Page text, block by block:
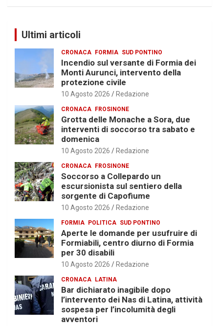
Ultimi articoli
CRONACA FORMIA SUD PONTINO
Incendio sul versante di Formia dei
Monti Aurunci, intervento della
protezione civile
10 Agosto 2026 Redazione
CRONACA FROSINONE
Grotta delle Monache a Sora, due
interventi di soccorso tra sabato e
domenica
10 Agosto 2026 Redazione
CRONACA FROSINONE
Soccorso a Collepardo un
escursionista sul sentiero della
sorgente di Capofiume
10 Agosto 2026 Redazione
FORMIA POLITICA SUD PONTINO
Aperte le domande per usufruire di
Formiabili, centro diurno di Formia
per 30 disabili
10 Agosto 2026 Redazione
CRONACA LATINA
Bar dichiarato inagibile dopo
l’intervento dei Nas di Latina, attività
sospesa per l’incolumità degli
avventori